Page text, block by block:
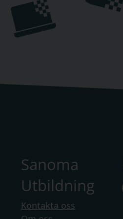
i
Sanoma
Utbildning
Kontakta oss